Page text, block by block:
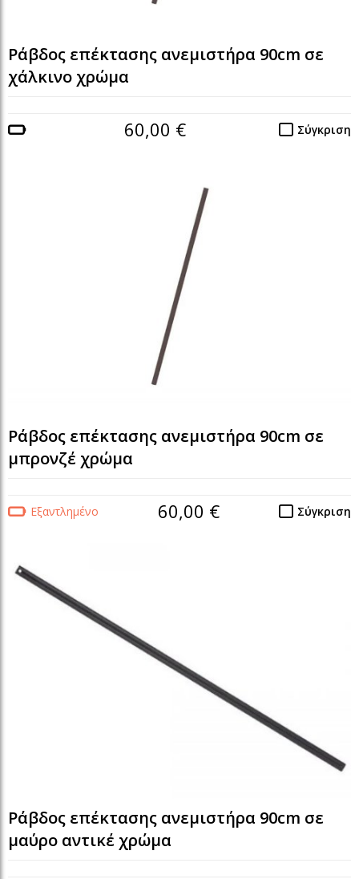
Ράβδος επέκτασης ανεμιστήρα 90cm σε
χάλκινο χρώμα
Σύγκριση
60,00 €
Ράβδος επέκτασης ανεμιστήρα 90cm σε
μπρονζέ χρώμα
Εξαντλημένο Σύγκριση
60,00 €
Ράβδος επέκτασης ανεμιστήρα 90cm σε
μαύρο αντικέ χρώμα